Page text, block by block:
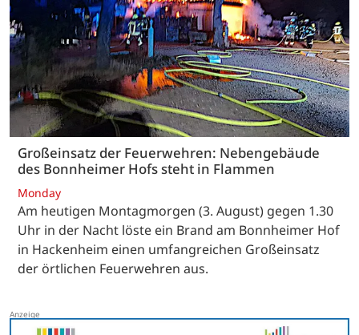
Großeinsatz der Feuerwehren: Nebengebäude
des Bonnheimer Hofs steht in Flammen
Monday
Am heutigen Montagmorgen (3. August) gegen 1.30
Uhr in der Nacht löste ein Brand am Bonnheimer Hof
in Hackenheim einen umfangreichen Großeinsatz
der örtlichen Feuerwehren aus.